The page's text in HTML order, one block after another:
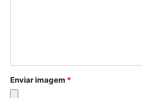
Enviar imagem *